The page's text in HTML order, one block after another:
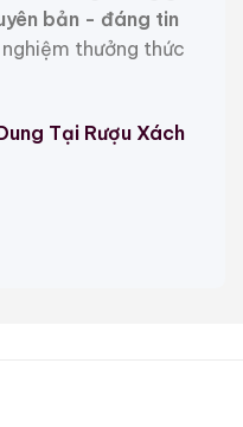
và Château Mouton
hầm ngầm của Nhà
4.000 thùng gỗ
lô Poli La Premiere
loại rượu mạnh uy
bản - đáng tin
thưởng thức
Tại Rượu Xách